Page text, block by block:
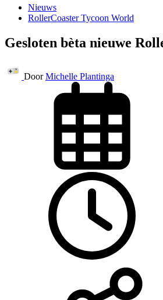
Nieuws
RollerCoaster Tycoon World
Gesloten bèta nieuwe
Door Michelle Plantinga